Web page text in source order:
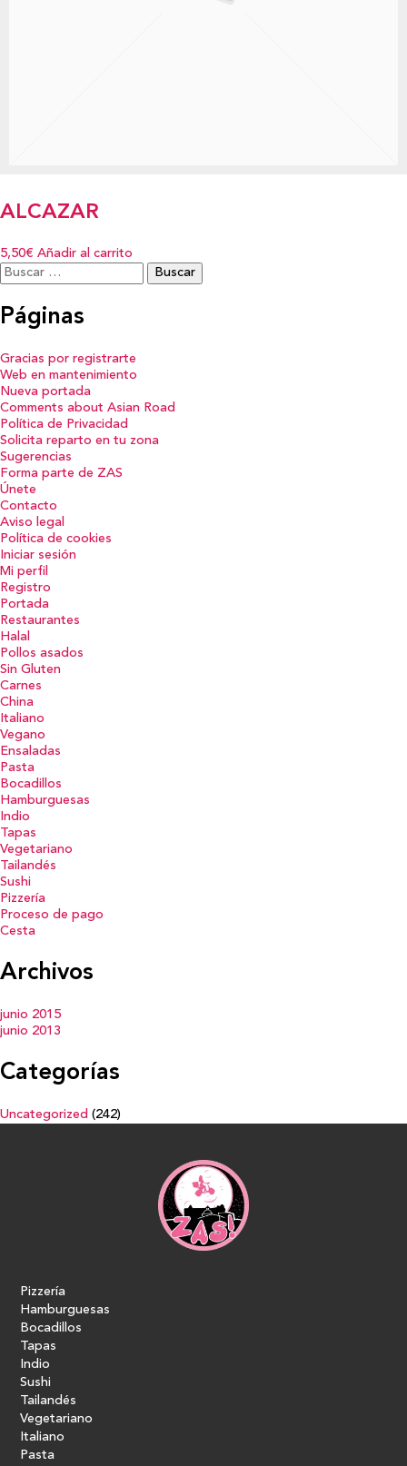
ALCAZAR
5,50€ Añadir al carrito
Buscar:
Páginas
Gracias por registrarte
Web en mantenimiento
Nueva portada
Comments about Asian Road
Política de Privacidad
Solicita reparto en tu zona
Sugerencias
Forma parte de ZAS
Únete
Contacto
Aviso legal
Política de cookies
Iniciar sesión
Mi perfil
Registro
Portada
Restaurantes
Halal
Pollos asados
Sin Gluten
Carnes
China
Italiano
Vegano
Ensaladas
Pasta
Bocadillos
Hamburguesas
Indio
Tapas
Vegetariano
Tailandés
Sushi
Pizzería
Proceso de pago
Cesta
Archivos
junio 2015
junio 2013
Categorías
Uncategorized (242)
Pizzería
Hamburguesas
Bocadillos
Tapas
Indio
Sushi
Tailandés
Vegetariano
Italiano
Pasta